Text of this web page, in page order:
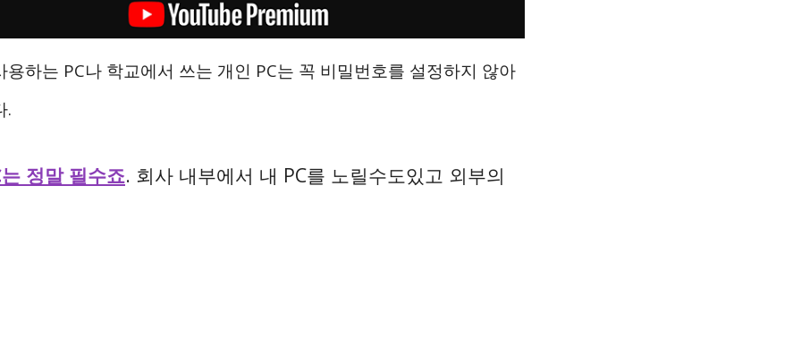
용하는 PC나 학교에서 쓰는 개인 PC는 꼭 비밀번호를 설정하지 않아
.
정말 필수죠. 회사 내부에서 내 PC를 노릴수도있고 외부의